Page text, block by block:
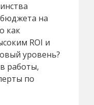
на
как
ROI и
уровень?
работы,
по